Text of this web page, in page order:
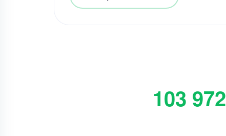
103 972